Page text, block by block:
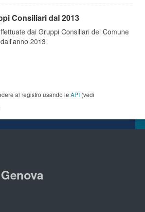
Consiliari dal 2013
dai Gruppi Consiliari del Comune
2013
al registro usando le API (vedi